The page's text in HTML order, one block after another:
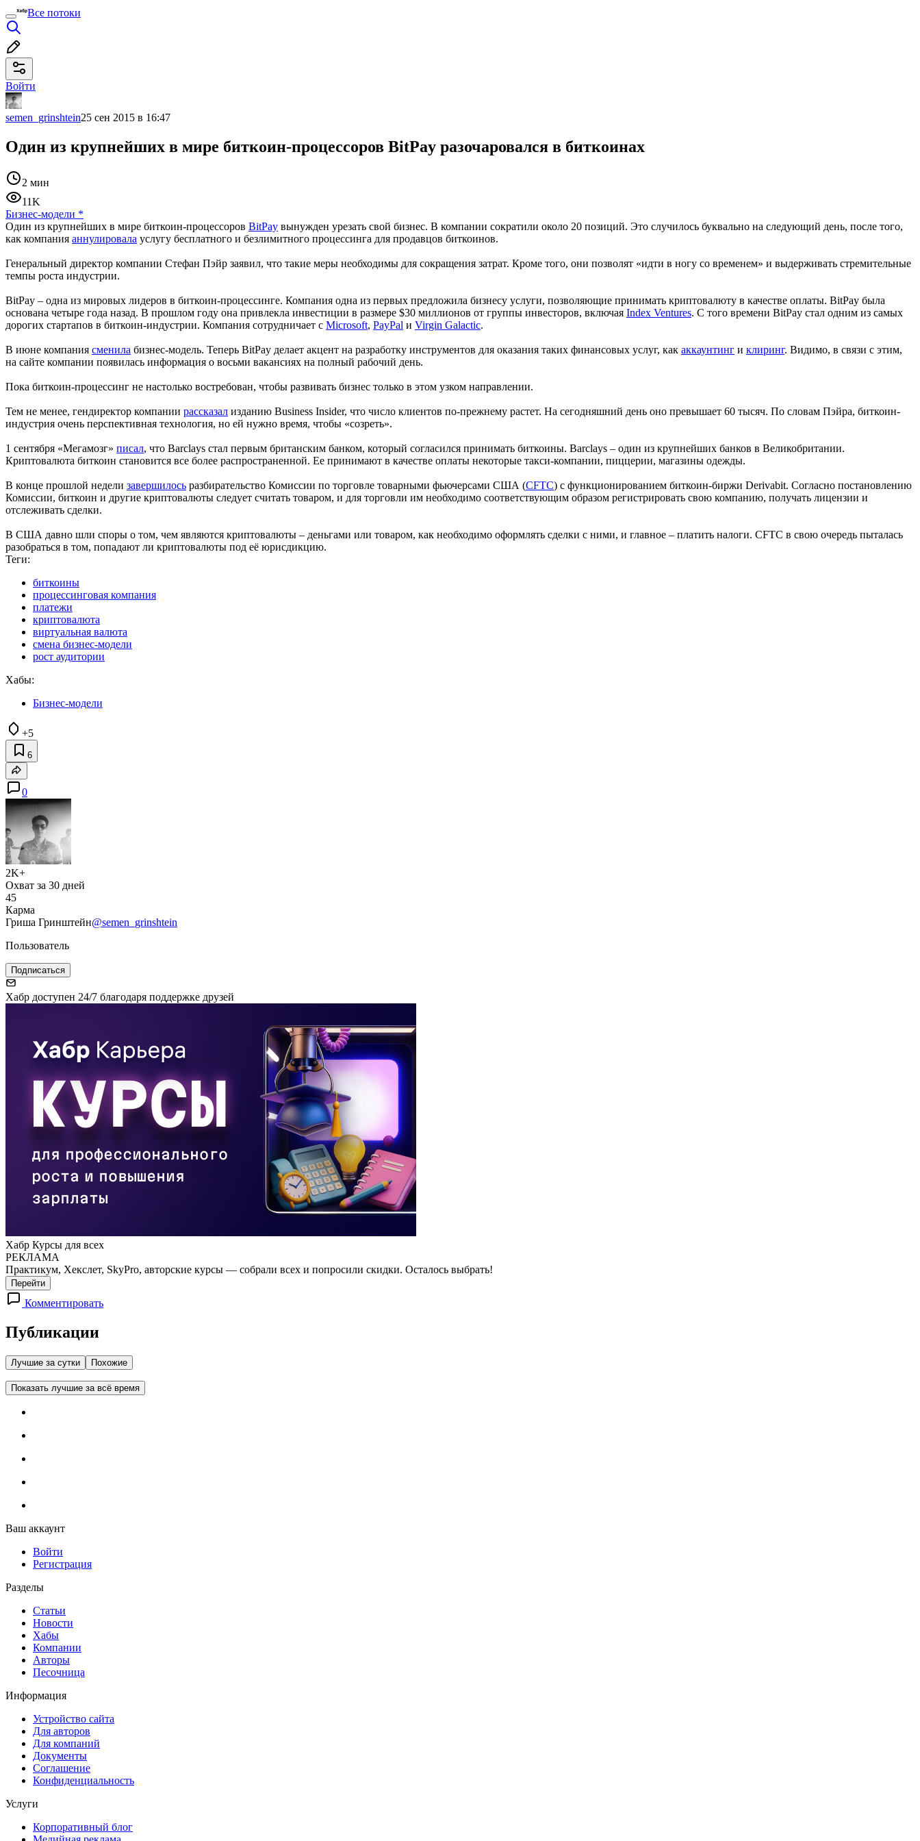
Все потоки
Войти
semen_grinshtein25 сен 2015 в 16:47
Один из крупнейших в мире биткоин-процессоров BitPay разочаровался в биткоинах
2 мин
11K
Бизнес-модели *
Один из крупнейших в мире биткоин-процессоров BitPay вынужден урезать свой бизнес. В компании сократили около 20 позиций. Это случилось буквально на следующий день, после того,
как компания аннулировала услугу бесплатного и безлимитного процессинга для продавцов биткоинов.
Генеральный директор компании Стефан Пэйр заявил, что такие меры необходимы для сокращения затрат. Кроме того, они позволят «идти в ногу со временем» и выдерживать стремительные
темпы роста индустрии.
BitPay – одна из мировых лидеров в биткоин-процессинге. Компания одна из первых предложила бизнесу услуги, позволяющие принимать криптовалюту в качестве оплаты. BitPay была
основана четыре года назад. В прошлом году она привлекла инвестиции в размере $30 миллионов от группы инвесторов, включая Index Ventures. С того времени BitPay стал одним из самых
дорогих стартапов в биткоин-индустрии. Компания сотрудничает с Microsoft, PayPal и Virgin Galactic.
В июне компания сменила бизнес-модель. Теперь BitPay делает акцент на разработку инструментов для оказания таких финансовых услуг, как аккаунтинг и клиринг. Видимо, в связи с этим,
на сайте компании появилась информация о восьми вакансиях на полный рабочий день.
Пока биткоин-процессинг не настолько востребован, чтобы развивать бизнес только в этом узком направлении.
Тем не менее, гендиректор компании рассказал изданию Business Insider, что число клиентов по-прежнему растет. На сегодняшний день оно превышает 60 тысяч. По словам Пэйра, биткоин-
индустрия очень перспективная технология, но ей нужно время, чтобы «созреть».
1 сентября «Мегамозг» писал, что Barclays стал первым британским банком, который согласился принимать биткоины. Barclays – один из крупнейших банков в Великобритании.
Криптовалюта биткоин становится все более распространенной. Ее принимают в качестве оплаты некоторые такси-компании, пиццерии, магазины одежды.
В конце прошлой недели завершилось разбирательство Комиссии по торговле товарными фьючерсами США (CFTC) с функционированием биткоин-биржи Derivabit. Согласно постановлению
Комиссии, биткоин и другие криптовалюты следует считать товаром, и для торговли им необходимо соответствующим образом регистрировать свою компанию, получать лицензии и
отслеживать сделки.
В США давно шли споры о том, чем являются криптовалюты – деньгами или товаром, как необходимо оформлять сделки с ними, и главное – платить налоги. CFTC в свою очередь пыталась
разобраться в том, попадают ли криптовалюты под её юрисдикцию.
Теги:
биткоины
процессинговая компания
платежи
криптовалюта
виртуальная валюта
смена бизнес-модели
рост аудитории
Хабы:
Бизнес-модели
+5
6
0
2K+
Охват за 30 дней
45
Карма
Гриша Гринштейн@semen_grinshtein
Пользователь
Подписаться
Хабр доступен 24/7 благодаря поддержке друзей
Хабр Курсы для всех
РЕКЛАМА
Практикум, Хекслет, SkyPro, авторские курсы — собрали всех и попросили скидки. Осталось выбрать!
Перейти
Комментировать
Публикации
Лучшие за сутки Похожие
Показать лучшие за всё время
Ваш аккаунт
Войти
Регистрация
Разделы
Статьи
Новости
Хабы
Компании
Авторы
Песочница
Информация
Устройство сайта
Для авторов
Для компаний
Документы
Соглашение
Конфиденциальность
Услуги
Корпоративный блог